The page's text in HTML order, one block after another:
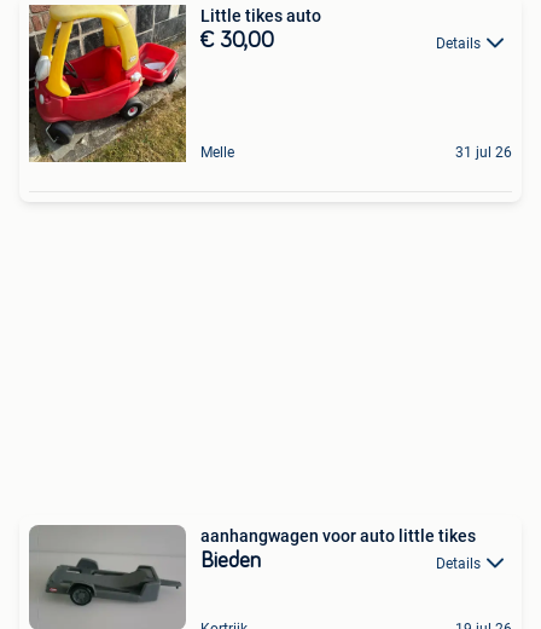
Little tikes auto
€ 30,00 Details
Melle 31 jul 26
aanhangwagen voor auto little tikes
Bieden Details